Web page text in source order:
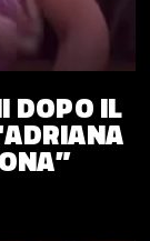
DOPO IL